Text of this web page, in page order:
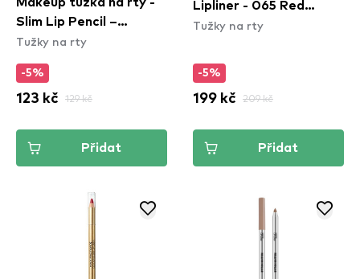
Slim Lip Pencil –
Natural (SPL810)
Tužky na rty
-5%
123 kč 129 kč
Přidat
Lipliner - 065 Red
Sangria
Tužky na rty
-5%
199 kč 209 kč
Přidat